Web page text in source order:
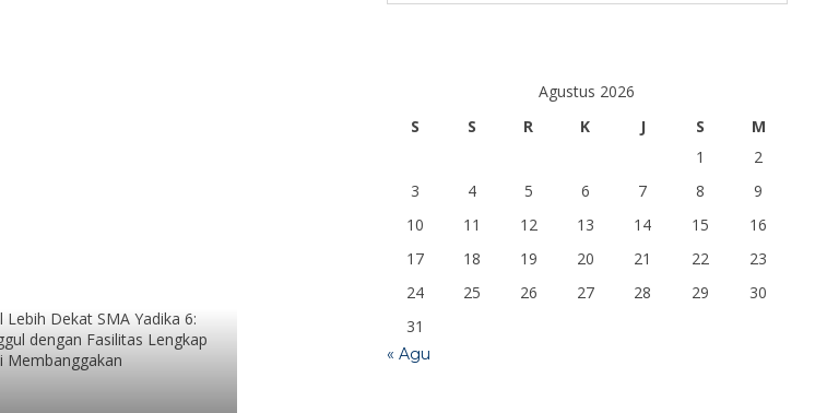
Agustus 2026
S
S R K J S
M
1
2
3
4 5 6 7 8
9
10
11 12 13 14 15
16
17
18 19 20 21 22
23
24
25 26 27 28 29
30
31
« Agu